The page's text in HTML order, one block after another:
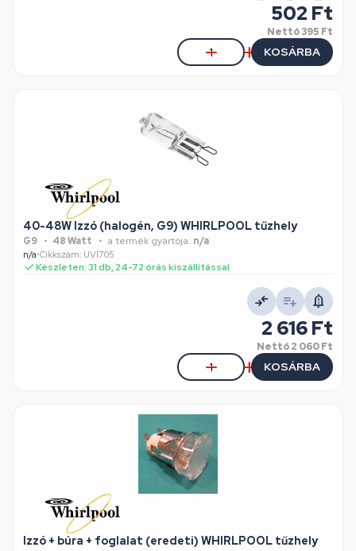
502 Ft
Nettó395 Ft
KOSÁRBA
40-48W Izzó (halogén, G9) WHIRLPOOL tűzhely
G9 48 Watt a termék gyártója: n/a
n/a•Cikkszám: UVI705
Készleten: 31 db, 24-72 órás kiszállítással
2 616 Ft
Nettó2 060 Ft
KOSÁRBA
Izzó + búra + foglalat (eredeti) WHIRLPOOL tűzhely